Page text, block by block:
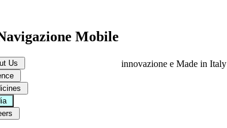
Mobile
Us
per un viaggio tra ricerca, innovazione e Made in Italy